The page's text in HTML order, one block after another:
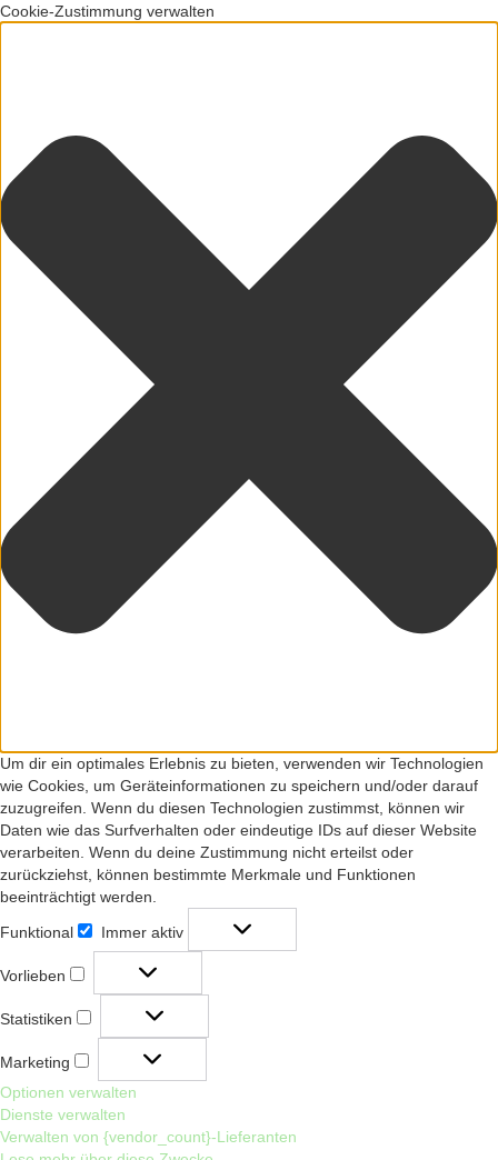
Cookie-Zustimmung verwalten
Um dir ein optimales Erlebnis zu bieten, verwenden wir Technologien
wie Cookies, um Geräteinformationen zu speichern und/oder darauf
zuzugreifen. Wenn du diesen Technologien zustimmst, können wir
Daten wie das Surfverhalten oder eindeutige IDs auf dieser Website
verarbeiten. Wenn du deine Zustimmung nicht erteilst oder
zurückziehst, können bestimmte Merkmale und Funktionen
beeinträchtigt werden.
Funktional
Funktional
Immer aktiv
Vorlieben
Vorlieben
Statistiken
Statistiken
Marketing
Marketing
Optionen verwalten
Dienste verwalten
Verwalten von {vendor_count}-Lieferanten